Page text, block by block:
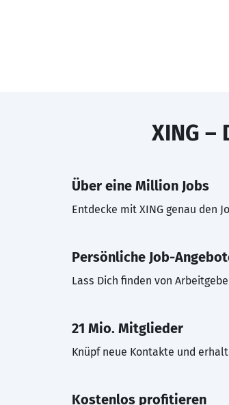
XING –
Über eine Million Jobs
Entdecke mit XING genau den
Persönliche Job-
Lass Dich finden von
21 Mio. Mitglieder
Knüpf neue Kontakte und
Kostenlos profitieren